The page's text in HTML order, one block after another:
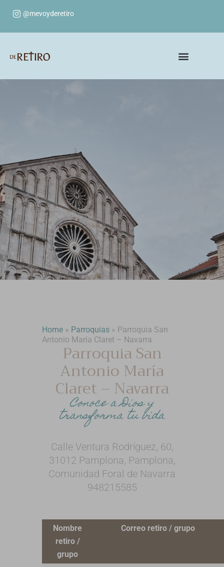
@mevoyderetiro
Home » Parroquias » Parroquia San
Antonio María Claret – Navarra
Parroquia San
Antonio María
Claret – Navarra
Conoce a Dios y
transforma tu vida
Calle Ventura Rodríguez, 60,
31012 Pamplona, Pamplona,
Comunidad Foral de Navarra
948215585
Nombre
retiro /
grupo
Correo retiro / grupo